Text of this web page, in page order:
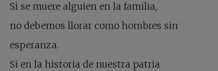
Si se muere alguien en la familia,
no debemos llorar como hombres sin
esperanza.
Si en la historia de nuestra patria